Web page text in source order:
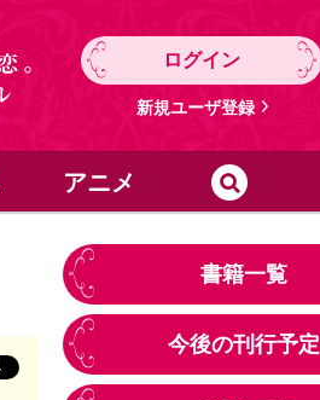
ログイン
新規ユーザ登録
アニメ
書籍一覧
今後の刊行予定